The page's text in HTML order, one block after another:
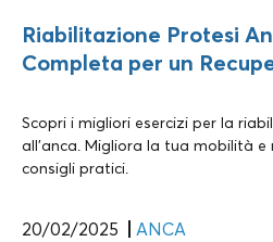
Riabilitazione Protesi
Completa per un
Scopri i migliori esercizi per la
all’anca. Migliora la tua mobilità
consigli pratici.
20/02/2025
ANCA